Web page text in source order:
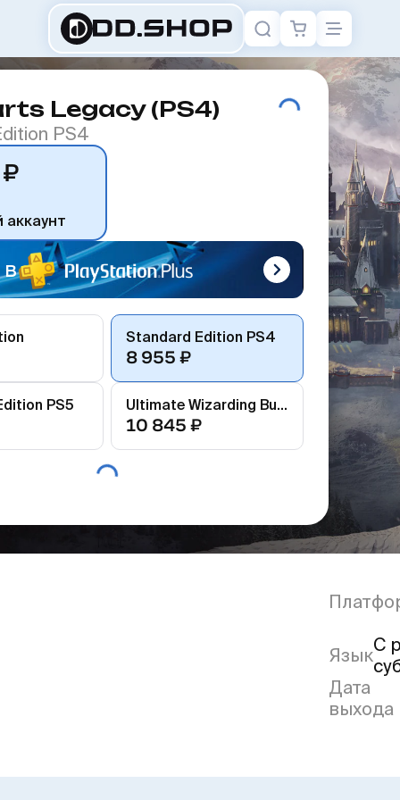
Legacy (PS4)
PS4
аккаунт
Standard Edition PS4
8 955 ₽
PS5 Ultimate Wizarding Bundle
10 845 ₽
Язык
С
Дата
выхода